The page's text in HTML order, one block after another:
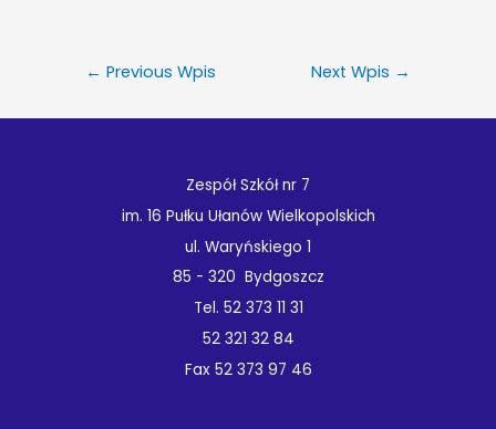
← Previous Wpis Next Wpis →
Zespół Szkół nr 7
im. 16 Pułku Ułanów Wielkopolskich
ul. Waryńskiego 1
85 - 320 Bydgoszcz
Tel. 52 373 11 31
52 321 32 84
Fax 52 373 97 46